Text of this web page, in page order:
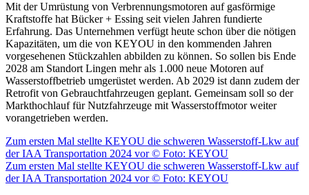
Mit der Umrüstung von Verbrennungsmotoren auf gasförmige
Kraftstoffe hat Bücker + Essing seit vielen Jahren fundierte
Erfahrung. Das Unternehmen verfügt heute schon über die nötigen
Kapazitäten, um die von KEYOU in den kommenden Jahren
vorgesehenen Stückzahlen abbilden zu können. So sollen bis Ende
2028 am Standort Lingen mehr als 1.000 neue Motoren auf
Wasserstoffbetrieb umgerüstet werden. Ab 2029 ist dann zudem der
Retrofit von Gebrauchtfahrzeugen geplant. Gemeinsam soll so der
Markthochlauf für Nutzfahrzeuge mit Wasserstoffmotor weiter
vorangetrieben werden.
Zum ersten Mal stellte KEYOU die schweren Wasserstoff-Lkw auf
der IAA Transportation 2024 vor © Foto: KEYOU
Zum ersten Mal stellte KEYOU die schweren Wasserstoff-Lkw auf
der IAA Transportation 2024 vor © Foto: KEYOU